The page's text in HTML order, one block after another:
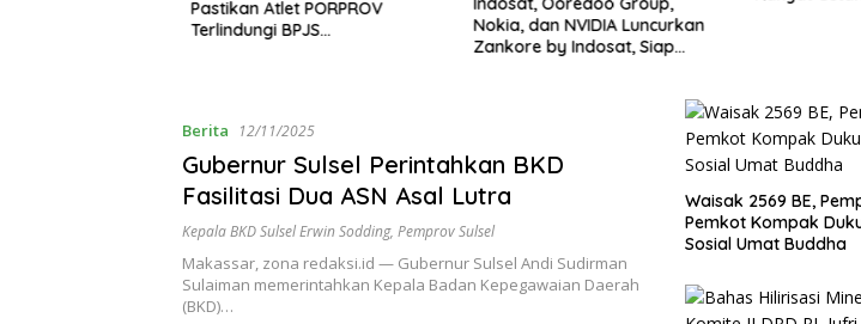
Pastikan Atlet PORPROV
Terlindungi BPJS
Nokia, dan NVIDIA Luncurkan
Zankore by Indosat, Siap
Berita 12/11/2025
Gubernur Sulsel Perintahkan BKD
Fasilitasi Dua ASN Asal Lutra
Kepala BKD Sulsel Erwin Sodding, Pemprov Sulsel
Makassar, zona redaksi.id — Gubernur Sulsel Andi Sudirman
Sulaiman memerintahkan Kepala Badan Kepegawaian Daerah
(BKD)…
Waisak 2569 BE,
Pemkot Kompak
Sosial Umat Buddha